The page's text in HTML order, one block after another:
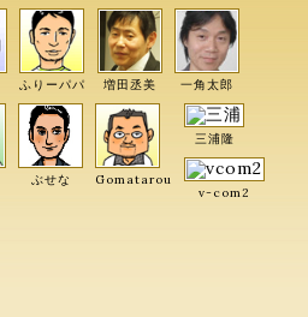
ふりーパパ 増田丞美 一角太郎
ぶせな Gomatarou
三浦隆
v-com2